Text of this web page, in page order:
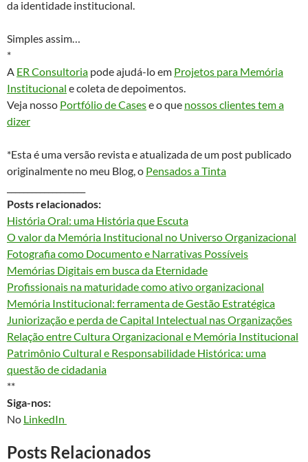
da identidade institucional.
Simples assim…
*
A ER Consultoria pode ajudá-lo em Projetos para Memória
Institucional e coleta de depoimentos.
Veja nosso Portfólio de Casese o que nossos clientes tem a
dizer
*Esta é uma versão revista e atualizada de um post publicado
originalmente no meu Blog, o Pensados a Tinta
Posts relacionados:
História Oral: uma História que Escuta
O valor da Memória Institucional no Universo Organizacional
Fotografia como Documento e Narrativas Possíveis
Memórias Digitais em busca da Eternidade
Profissionais na maturidade como ativo organizacional
Memória Institucional: ferramenta de Gestão Estratégica
Juniorização e perda de Capital Intelectual nas Organizações
Relação entre Cultura Organizacional e Memória Institucional
Patrimônio Cultural e Responsabilidade Histórica: uma
questão de cidadania
**
Siga-nos:
No LinkedIn
Posts Relacionados